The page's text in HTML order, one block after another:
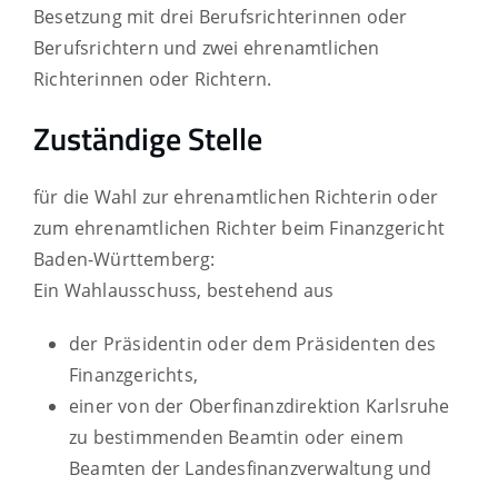
Besetzung mit drei Berufsrichterinnen oder
Berufsrichtern und zwei ehrenamtlichen
Richterinnen oder Richtern.
Zuständige Stelle
für die Wahl zur ehrenamtlichen Richterin oder
zum ehrenamtlichen Richter beim Finanzgericht
Baden-Württemberg:
Ein Wahlausschuss, bestehend aus
der Präsidentin oder dem Präsidenten des
Finanzgerichts,
einer von der Oberfinanzdirektion Karlsruhe
zu bestimmenden Beamtin oder einem
Beamten der Landesfinanzverwaltung und